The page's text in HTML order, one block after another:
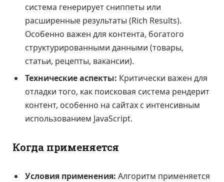
система генерирует сниппеты или
расширенные результаты (Rich Results).
Особенно важен для контента, богатого
структурированными данными (товары,
статьи, рецепты, вакансии).
Технические аспекты: Критически важен для
отладки того, как поисковая система рендерит
контент, особенно на сайтах с интенсивным
использованием JavaScript.
Когда применяется
Условия применения: Алгоритм применяется